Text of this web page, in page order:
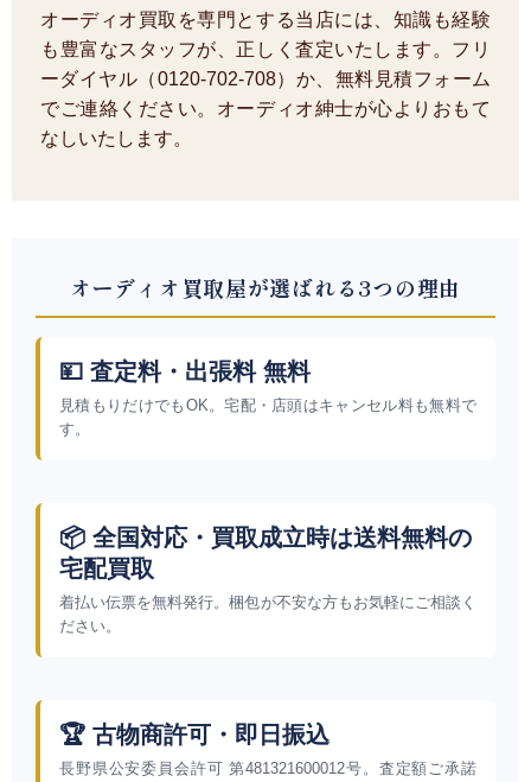
オーディオ買取を専門とする当店には、知識も経験
も豊富なスタッフが、正しく査定いたします。フリ
ーダイヤル（0120-702-708）か、無料見積フォーム
でご連絡ください。オーディオ紳士が心よりおもて
なしいたします。
オーディオ買取屋が選ばれる3つの理由
💴 査定料・出張料 無料
見積もりだけでもOK。宅配・店頭はキャンセル料も無料で
す。
📦 全国対応・買取成立時は送料無料の
宅配買取
着払い伝票を無料発行。梱包が不安な方もお気軽にご相談く
ださい。
🏆 古物商許可・即日振込
長野県公安委員会許可 第481321600012号。査定額ご承諾